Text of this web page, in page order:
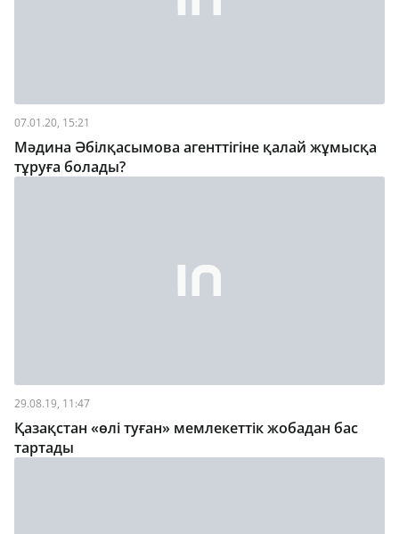
07.01.20, 15:21
Мәдина Әбілқасымова агенттігіне қалай жұмысқа
тұруға болады?
29.08.19, 11:47
Қазақстан «өлі туған» мемлекеттік жобадан бас
тартады